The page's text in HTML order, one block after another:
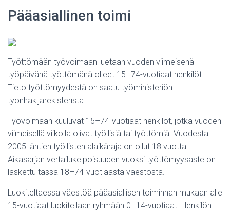
Pääasiallinen toimi
Työttömään työvoimaan luetaan vuoden viimeisenä
työpäivänä työttömänä olleet 15–74-vuotiaat henkilöt.
Tieto työttömyydestä on saatu työministeriön
työnhakijarekisteristä.
Työvoimaan kuuluvat 15–74-vuotiaat henkilöt, jotka vuoden
viimeisellä viikolla olivat työllisiä tai työttömiä. Vuodesta
2005 lähtien työllisten alaikäraja on ollut 18 vuotta.
Aikasarjan vertailukelpoisuuden vuoksi työttömyysaste on
laskettu tässä 18–74-vuotiaasta väestöstä.
Luokiteltaessa väestöä pääasiallisen toiminnan mukaan alle
15-vuotiaat luokitellaan ryhmään 0–14-vuotiaat. Henkilön